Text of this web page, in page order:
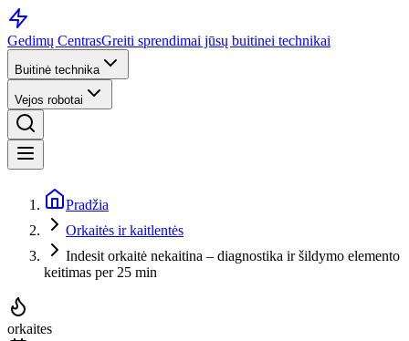
Gedimų CentrasGreiti sprendimai jūsų buitinei technikai
Buitinė technika
Vejos robotai
Pradžia
Orkaitės ir kaitlentės
Indesit orkaitė nekaitina – diagnostika ir šildymo elemento
keitimas per 25 min
orkaites